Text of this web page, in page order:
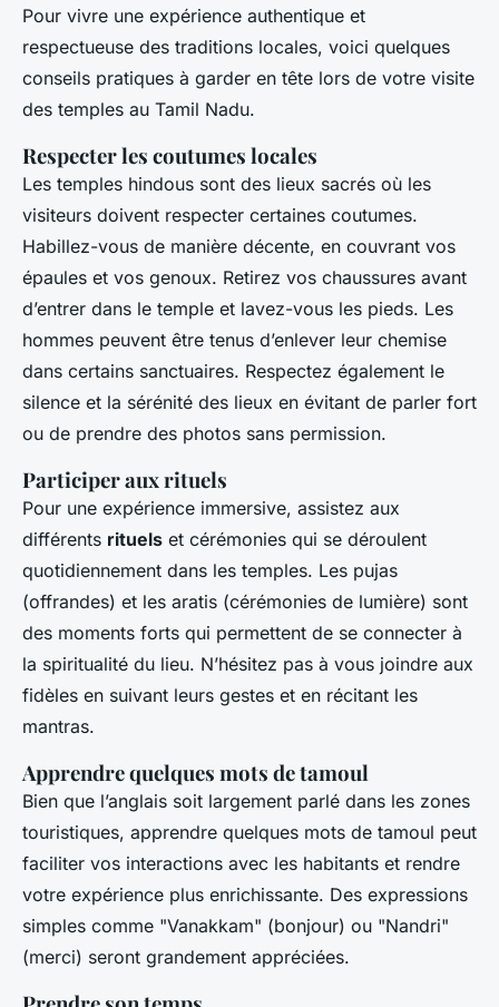
Pour vivre une expérience authentique et
respectueuse des traditions locales, voici quelques
conseils pratiques à garder en tête lors de votre visite
des temples au Tamil Nadu.
Respecter les coutumes locales
Les temples hindous sont des lieux sacrés où les
visiteurs doivent respecter certaines coutumes.
Habillez-vous de manière décente, en couvrant vos
épaules et vos genoux. Retirez vos chaussures avant
d’entrer dans le temple et lavez-vous les pieds. Les
hommes peuvent être tenus d’enlever leur chemise
dans certains sanctuaires. Respectez également le
silence et la sérénité des lieux en évitant de parler fort
ou de prendre des photos sans permission.
Participer aux rituels
Pour une expérience immersive, assistez aux
différents rituels et cérémonies qui se déroulent
quotidiennement dans les temples. Les pujas
(offrandes) et les aratis (cérémonies de lumière) sont
des moments forts qui permettent de se connecter à
la spiritualité du lieu. N’hésitez pas à vous joindre aux
fidèles en suivant leurs gestes et en récitant les
mantras.
Apprendre quelques mots de tamoul
Bien que l’anglais soit largement parlé dans les zones
touristiques, apprendre quelques mots de tamoul peut
faciliter vos interactions avec les habitants et rendre
votre expérience plus enrichissante. Des expressions
simples comme "Vanakkam" (bonjour) ou "Nandri"
(merci) seront grandement appréciées.